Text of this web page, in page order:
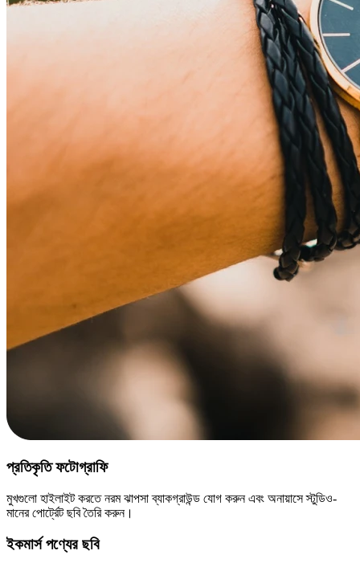
প্রতিকৃতি ফটোগ্রাফি
মুখগুলো হাইলাইট করতে নরম ঝাপসা ব্যাকগ্রাউন্ড যোগ করুন এবং অনায়াসে স্টুডিও-
মানের পোর্ট্রেট ছবি তৈরি করুন।
ইকমার্স পণ্যের ছবি